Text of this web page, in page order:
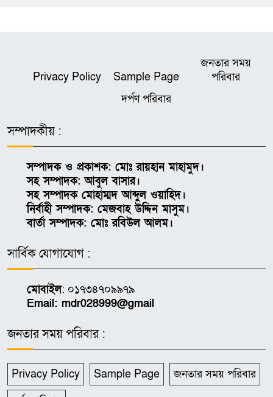
Privacy Policy Sample Page
জনতার সময়
পরিবার
দর্পণ পরিবার
সম্পাদকীয় :
সম্পাদক ও প্রকাশক: মোঃ রায়হান মাহামুদ।
সহ সম্পাদক: আবুল বাসার।
সহ সম্পাদক মোহাম্মদ আব্দুল ওয়াহিদ।
নির্বাহী সম্পাদক: মেজবাহ উদ্দিন মাসুম।
বার্তা সম্পাদক: মোঃ রবিউল আলম।
সার্বিক যোগাযোগ :
মোবাইল: ০১৭৩৪৭০৯৯৭৯
Email: mdr028999@gmail
জনতার সময় পরিবার :
Privacy Policy Sample Page
জনতার সময় পরিবার